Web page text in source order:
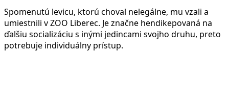
Spomenutú levicu, ktorú choval nelegálne, mu vzali a
umiestnili v ZOO Liberec. Je značne hendikepovaná na
ďalšiu socializáciu s inými jedincami svojho druhu, preto
potrebuje individuálny prístup.